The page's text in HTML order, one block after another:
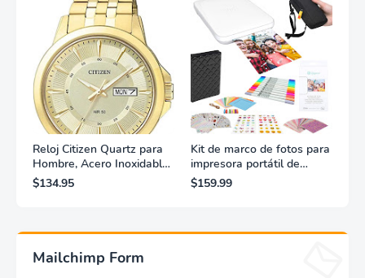
Reloj Citizen Quartz para
Hombre, Acero Inoxidable,
Clásico, Dorado
$134.95
Kit de marco de fotos para
impresora portátil de
fotografías y vídeos
Lifeprint 3x4,5 (blanca)
$159.99
Mailchimp Form